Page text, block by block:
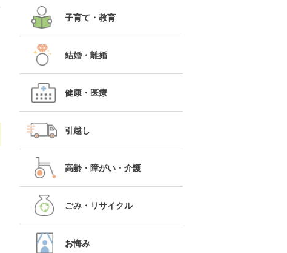
子育て・教育
結婚・離婚
健康・医療
引越し
高齢・障がい・介護
ごみ・リサイクル
お悔み